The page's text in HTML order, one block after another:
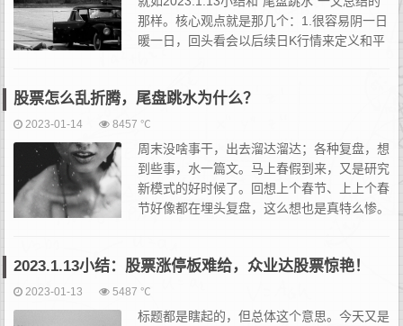
那样。核心观点就是那几个：1.很容易阴一日
暖一日，回头看会以后续日K行情来定义和平
股票怎么乱折腾，尾盘跳水为什么？
2023-01-14 8457 ℃
周末没啥事干，出去溜达溜达；各种复盘，想
到些事，水一篇文。马上春假到来，又是研究
新模式的好时候了。回想上个春节、上上个春
节好像都在埋头复盘，这么想也是真特么惨。
怎...
2023.1.13小结：股票涨停板难给，众业达股票惊艳！
2023-01-13 5487 ℃
标题都是瞎起的，但总体这个意思。今天又是